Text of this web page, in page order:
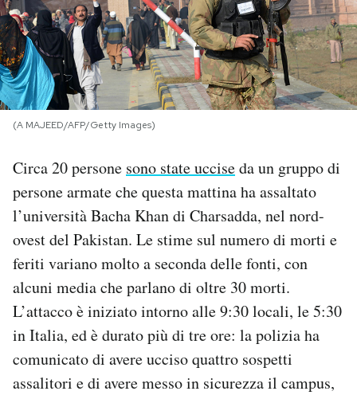
PODCAST
NEWSLETTER
I MIEI PREFERITI
SHOP
CALENDARIO
AREA PERSONALE
Area Personale
Notifiche mobile
Regala il Post
Hai bisogno di aiuto?
(A MAJEED/AFP/Getty Images)
Circa 20 persone sono state ucciseda un gruppo di
persone armate che questa mattina ha assaltato
l’università Bacha Khan di Charsadda, nel nord-
ovest del Pakistan. Le stime sul numero di morti e
feriti variano molto a seconda delle fonti, con
alcuni media che parlano di oltre 30 morti.
L’attacco è iniziato intorno alle 9:30 locali, le 5:30
in Italia, ed è durato più di tre ore: la polizia ha
comunicato di avere ucciso quattro sospetti
assalitori e di avere messo in sicurezza il campus,